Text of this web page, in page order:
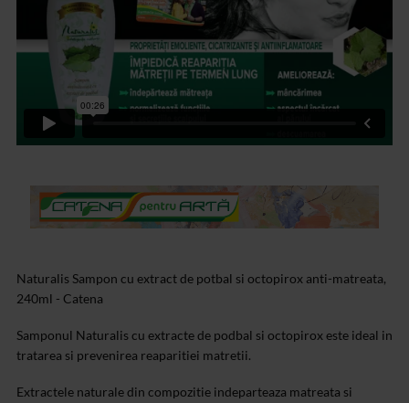
Naturalis Sampon cu extract de potbal si octopirox anti-matreata,
240ml - Catena
Samponul Naturalis cu extracte de podbal si octopirox este ideal in
tratarea si prevenirea reaparitiei matretii.
Extractele naturale din compozitie indeparteaza matreata si